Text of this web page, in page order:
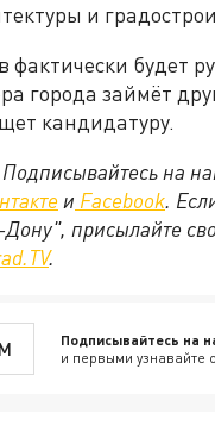
и
будет
города займёт
кандидатуру.
на
и Facebook.
присылайте
.
Подписывайтесь на
и первыми узнавайте